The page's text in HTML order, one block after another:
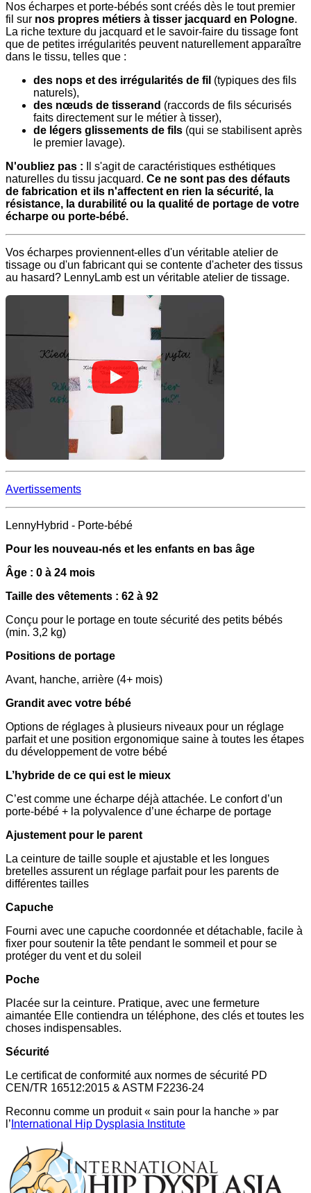
Nos écharpes et porte-bébés sont créés dès le tout premier
fil sur nos propres métiers à tisser jacquard en Pologne.
La riche texture du jacquard et le savoir-faire du tissage font
que de petites irrégularités peuvent naturellement apparaître
dans le tissu, telles que :
des nops et des irrégularités de fil (typiques des fils
naturels),
des nœuds de tisserand (raccords de fils sécurisés
faits directement sur le métier à tisser),
de légers glissements de fils (qui se stabilisent après
le premier lavage).
N'oubliez pas : Il s'agit de caractéristiques esthétiques
naturelles du tissu jacquard. Ce ne sont pas des défauts
de fabrication et ils n'affectent en rien la sécurité, la
résistance, la durabilité ou la qualité de portage de votre
écharpe ou porte-bébé.
Vos écharpes proviennent-elles d'un véritable atelier de
tissage ou d'un fabricant qui se contente d'acheter des tissus
au hasard? LennyLamb est un véritable atelier de tissage.
Avertissements
LennyHybrid - Porte-bébé
Pour les nouveau-nés et les enfants en bas âge
Âge : 0 à 24 mois
Taille des vêtements : 62 à 92
Conçu pour le portage en toute sécurité des petits bébés
(min. 3,2 kg)
Positions de portage
Avant, hanche, arrière (4+ mois)
Grandit avec votre bébé
Options de réglages à plusieurs niveaux pour un réglage
parfait et une position ergonomique saine à toutes les étapes
du développement de votre bébé
L’hybride de ce qui est le mieux
C’est comme une écharpe déjà attachée. Le confort d’un
porte-bébé + la polyvalence d’une écharpe de portage
Ajustement pour le parent
La ceinture de taille souple et ajustable et les longues
bretelles assurent un réglage parfait pour les parents de
différentes tailles
Capuche
Fourni avec une capuche coordonnée et détachable, facile à
fixer pour soutenir la tête pendant le sommeil et pour se
protéger du vent et du soleil
Poche
Placée sur la ceinture. Pratique, avec une fermeture
aimantée Elle contiendra un téléphone, des clés et toutes les
choses indispensables.
Sécurité
Le certificat de conformité aux normes de sécurité PD
CEN/TR 16512:2015 & ASTM F2236-24
Reconnu comme un produit « sain pour la hanche » par
l’ International Hip Dysplasia Institute